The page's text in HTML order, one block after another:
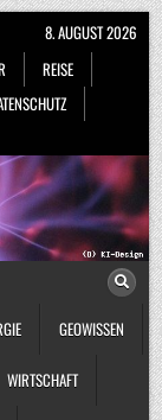
REISE
8. AUGUST 2026
GEOWISSEN
WIRTSCHAFT